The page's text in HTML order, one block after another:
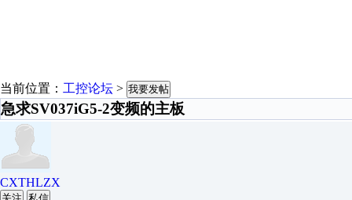
当前位置： 工控论坛 > 我要发帖
急求SV037iG5-2变频的主板
CXTHLZX